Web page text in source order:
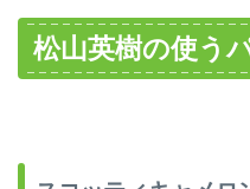
松山英樹の使う